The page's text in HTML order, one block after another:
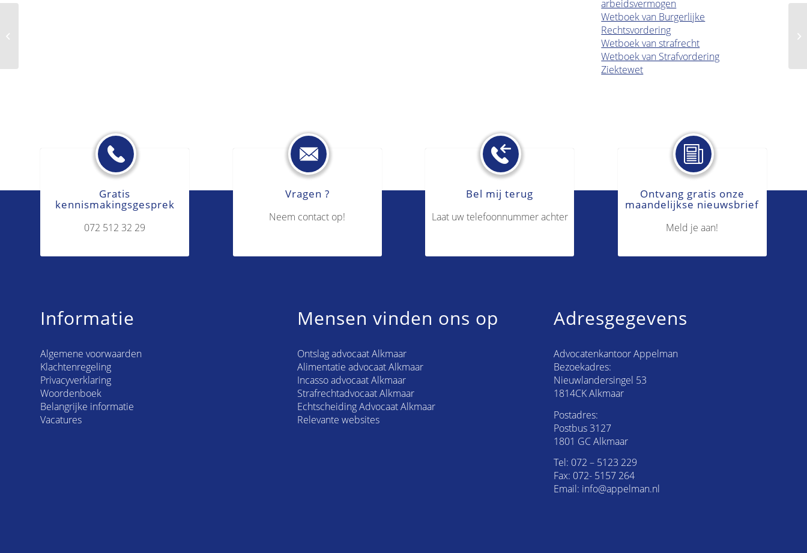
arbeidsvermogen
Wetboek van Burgerlijke
Rechtsvordering
Wetboek van strafrecht
Wetboek van Strafvordering
Ziektewet
Gratis
kennismakingsgesprek
072 512 32 29
Vragen ?
Neem contact op!
Bel mij terug
Laat uw telefoonnummer achter
Ontvang gratis onze
maandelijkse nieuwsbrief
Meld je aan!
Informatie
Algemene voorwaarden
Klachtenregeling
Privacyverklaring
Woordenboek
Belangrijke informatie
Vacatures
Mensen vinden ons op
Ontslag advocaat Alkmaar
Alimentatie advocaat Alkmaar
Incasso advocaat Alkmaar
Strafrechtadvocaat Alkmaar
Echtscheiding Advocaat Alkmaar
Relevante websites
Adresgegevens
Advocatenkantoor Appelman
Bezoekadres:
Nieuwlandersingel 53
1814CK Alkmaar
Postadres:
Postbus 3127
1801 GC Alkmaar
Tel: 072 – 5123 229
Fax: 072- 5157 264
Email: info@appelman.nl